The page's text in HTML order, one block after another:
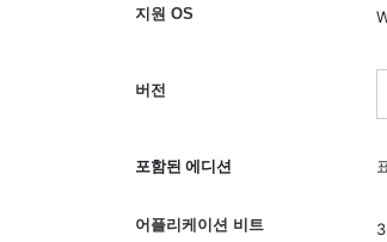
지원 OS
버전
포함된 에디션
어플리케이션 비트